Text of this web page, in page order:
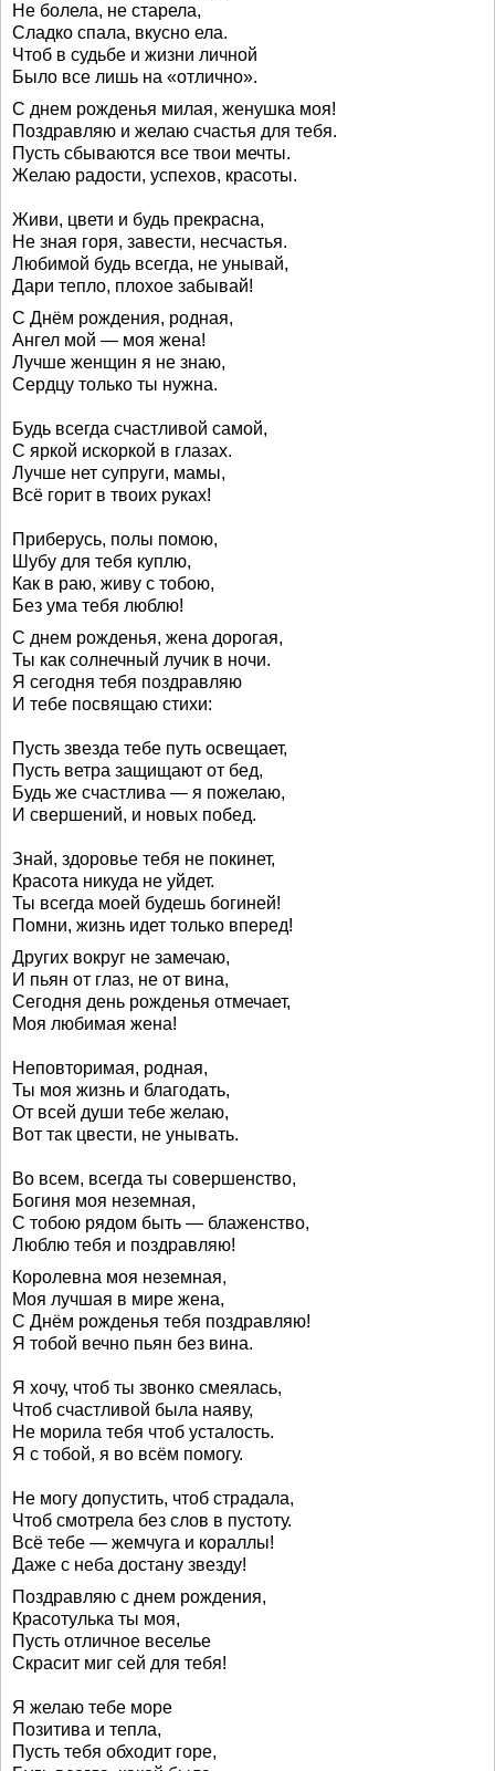
Не болела, не старела,
Сладко спала, вкусно ела.
Чтоб в судьбе и жизни личной
Было все лишь на «отлично».
С днем рожденья милая, женушка моя!
Поздравляю и желаю счастья для тебя.
Пусть сбываются все твои мечты.
Желаю радости, успехов, красоты.
Живи, цвети и будь прекрасна,
Не зная горя, завести, несчастья.
Любимой будь всегда, не унывай,
Дари тепло, плохое забывай!
С Днём рождения, родная,
Ангел мой — моя жена!
Лучше женщин я не знаю,
Сердцу только ты нужна.
Будь всегда счастливой самой,
С яркой искоркой в глазах.
Лучше нет супруги, мамы,
Всё горит в твоих руках!
Приберусь, полы помою,
Шубу для тебя куплю,
Как в раю, живу с тобою,
Без ума тебя люблю!
С днем рожденья, жена дорогая,
Ты как солнечный лучик в ночи.
Я сегодня тебя поздравляю
И тебе посвящаю стихи:
Пусть звезда тебе путь освещает,
Пусть ветра защищают от бед,
Будь же счастлива — я пожелаю,
И свершений, и новых побед.
Знай, здоровье тебя не покинет,
Красота никуда не уйдет.
Ты всегда моей будешь богиней!
Помни, жизнь идет только вперед!
Других вокруг не замечаю,
И пьян от глаз, не от вина,
Сегодня день рожденья отмечает,
Моя любимая жена!
Неповторимая, родная,
Ты моя жизнь и благодать,
От всей души тебе желаю,
Вот так цвести, не унывать.
Во всем, всегда ты совершенство,
Богиня моя неземная,
С тобою рядом быть — блаженство,
Люблю тебя и поздравляю!
Королевна моя неземная,
Моя лучшая в мире жена,
С Днём рожденья тебя поздравляю!
Я тобой вечно пьян без вина.
Я хочу, чтоб ты звонко смеялась,
Чтоб счастливой была наяву,
Не морила тебя чтоб усталость.
Я с тобой, я во всём помогу.
Не могу допустить, чтоб страдала,
Чтоб смотрела без слов в пустоту.
Всё тебе — жемчуга и кораллы!
Даже с неба достану звезду!
Поздравляю с днем рождения,
Красотулька ты моя,
Пусть отличное веселье
Скрасит миг сей для тебя!
Я желаю тебе море
Позитива и тепла,
Пусть тебя обходит горе,